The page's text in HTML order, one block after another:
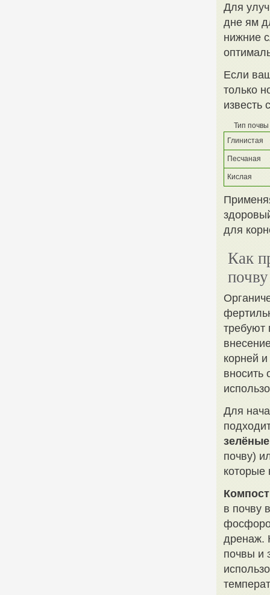
Для
дне ям
нижние
Если
только
известь
Тип почвы
Глинистая
Песчаная
Кислая
для
Как
почву
требуют
корней
вносить
Для
почву)
которые
Компост
в почву
дренаж.
почвы и